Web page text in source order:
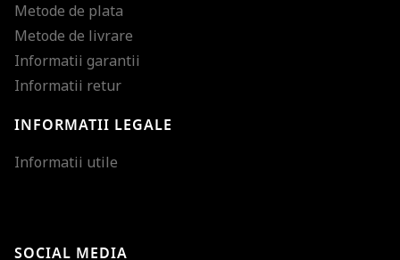
Metode de plata
Metode de livrare
Informatii garantii
Informatii retur
INFORMATII LEGALE
Informatii utile
SOCIAL MEDIA